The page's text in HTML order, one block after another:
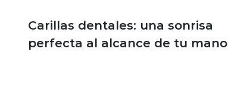
Carillas dentales: una sonrisa
perfecta al alcance de tu mano